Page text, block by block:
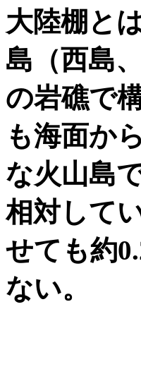
大陸棚と
島（西島
の岩礁で
も海面か
な火山島
相対して
せても約
ない。